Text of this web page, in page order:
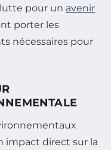
pour un avenir
porter les
nécessaires pour
impact direct sur la